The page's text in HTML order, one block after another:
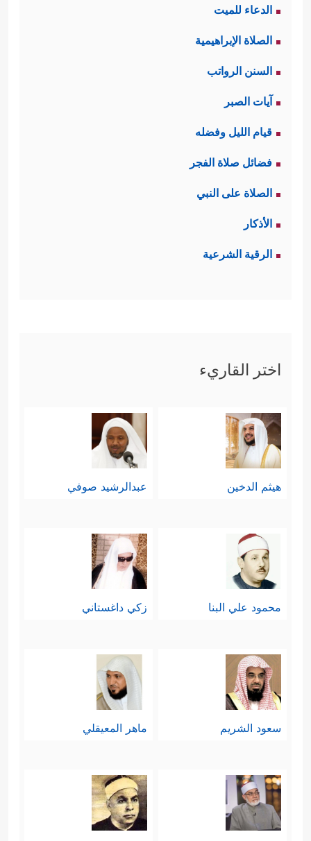
الدعاء للميت
الصلاة الإبراهيمية
السنن الرواتب
آيات الصبر
قيام الليل وفضله
فضائل صلاة الفجر
الصلاة على النبي
الأذكار
الرقية الشرعية
اختر القاريء
هيثم الدخين عبدالرشيد صوفي
محمود علي البنا زكي داغستاني
سعود الشريم ماهر المعيقلي